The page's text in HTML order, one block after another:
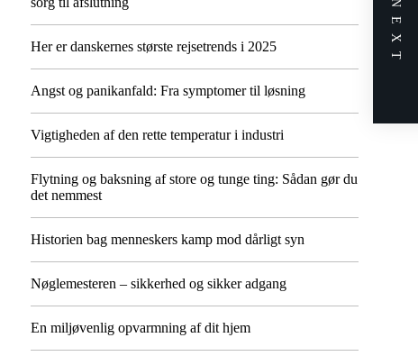
Her er danskernes største rejsetrends i 2025
Angst og panikanfald: Fra symptomer til løsning
Vigtigheden af den rette temperatur i industri
Flytning og baksning af store og tunge ting: Sådan gør du
det nemmest
Historien bag menneskers kamp mod dårligt syn
Nøglemesteren – sikkerhed og sikker adgang
En miljøvenlig opvarmning af dit hjem
NEXT